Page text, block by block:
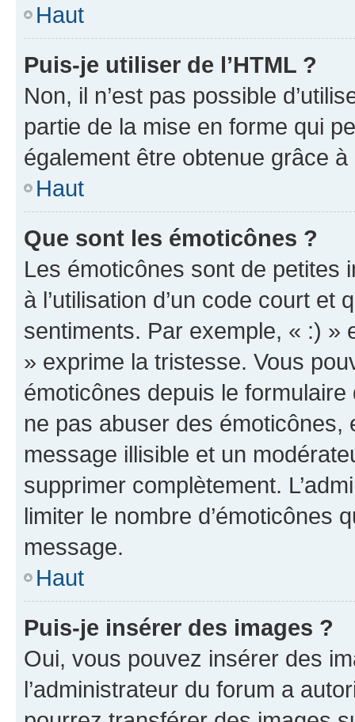
Haut
Puis-je utiliser de l’HTML ?
Non, il n’est pas possible
partie de la mise en forme qui
également être obtenue grâce à
Haut
Que sont les émoticônes ?
Les émoticônes sont de petites
à l’utilisation d’un code court et
sentiments. Par exemple, « :) »
» exprime la tristesse. Vous
émoticônes depuis le
ne pas abuser des
message illisible et un
supprimer complètement.
limiter le nombre d’émoticônes
message.
Haut
Puis-je insérer des images ?
Oui, vous pouvez insérer des
l’administrateur du forum a